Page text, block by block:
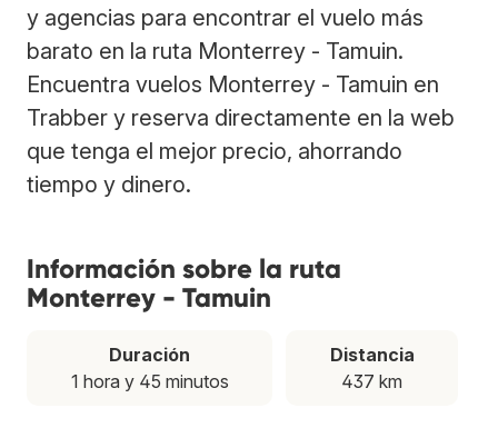
y agencias para encontrar el vuelo más
barato en la ruta Monterrey - Tamuin.
Encuentra vuelos Monterrey - Tamuin en
Trabber y reserva directamente en la web
que tenga el mejor precio, ahorrando
tiempo y dinero.
Información sobre la ruta
Monterrey - Tamuin
Duración
1 hora y 45 minutos
Distancia
437 km